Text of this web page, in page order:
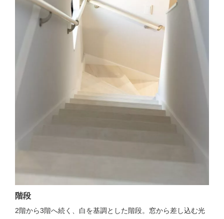
階段
2階から3階へ続く、白を基調とした階段。窓から差し込む光